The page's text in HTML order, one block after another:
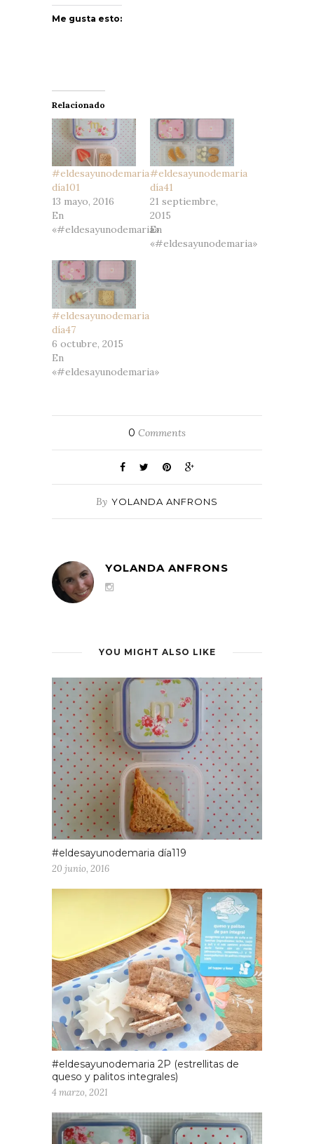
Me gusta esto:
Relacionado
#eldesayunodemaria
día101
13 mayo, 2016
En
«#eldesayunodemaria»
#eldesayunodemaria
día41
21 septiembre,
2015
En
«#eldesayunodemaria»
#eldesayunodemaria
día47
6 octubre, 2015
En
«#eldesayunodemaria»
0 Comments
By YOLANDA ANFRONS
YOLANDA ANFRONS
YOU MIGHT ALSO LIKE
#eldesayunodemaria día119
20 junio, 2016
#eldesayunodemaria 2P (estrellitas de
queso y palitos integrales)
4 marzo, 2021